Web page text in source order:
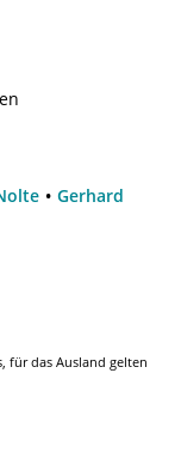
Gerhard
für das Ausland gelten